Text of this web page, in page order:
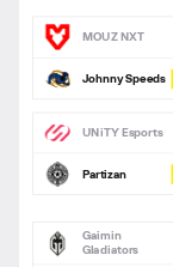
MOUZ NXT
Johnny Speeds
UNiTY Esports
Partizan
Gaimin
Gladiators